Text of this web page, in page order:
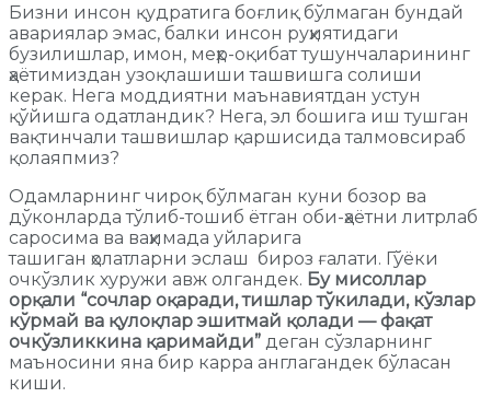
Бизни инсон қудратига боғлиқ бўлмаган бундай
авариялар эмас, балки инсон руҳиятидаги
бузилишлар, имон, меҳр-оқибат тушунчаларининг
ҳаётимиздан узоқлашиши ташвишга солиши
керак. Нега моддиятни маънавиятдан устун
қўйишга одатландик? Нега, эл бошига иш тушган
вақтинчали ташвишлар қаршисида талмовсираб
қолаяпмиз?
Одамларнинг чироқ бўлмаган куни бозор ва
дўконларда тўлиб-тошиб ётган оби-ҳаётни литрлаб
саросима ва ваҳимада уйларига
ташиган ҳолатларни эслаш бироз ғалати. Гўёки
очкўзлик хуружи авж олгандек. Бу мисоллар
орқали “сочлар оқаради, тишлар тўкилади, кўзлар
кўрмай ва қулоқлар эшитмай қолади — фақат
очкўзликкина қаримайди” деган сўзларнинг
маъносини яна бир карра англагандек бўласан
киши.